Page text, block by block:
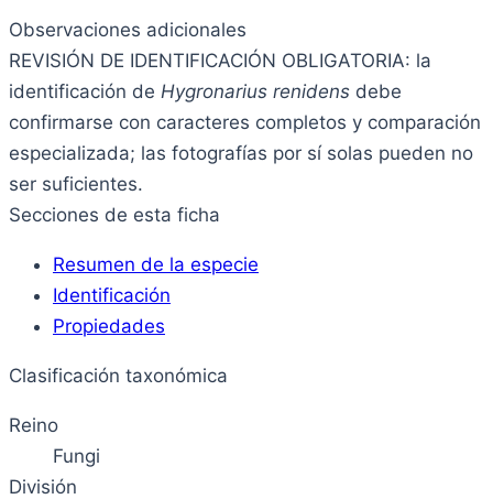
Observaciones adicionales
REVISIÓN DE IDENTIFICACIÓN OBLIGATORIA: la
identificación de Hygronarius renidens debe
confirmarse con caracteres completos y comparación
especializada; las fotografías por sí solas pueden no
ser suficientes.
Secciones de esta ficha
Resumen de la especie
Identificación
Propiedades
Clasificación taxonómica
Reino
Fungi
División